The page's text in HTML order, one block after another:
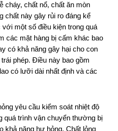
cháy, chất nổ, chất ăn mòn
chất này gây rủi ro đáng kể
một số điều kiện trong quá
các mặt hàng bị cấm khác bao
có khả năng gây hại cho con
phép. Điều này bao gồm
có lưỡi dài nhất định và các
yêu cầu kiểm soát nhiệt độ
quá trình vận chuyển thường bị
khả năng hư hỏng. Chất lỏng